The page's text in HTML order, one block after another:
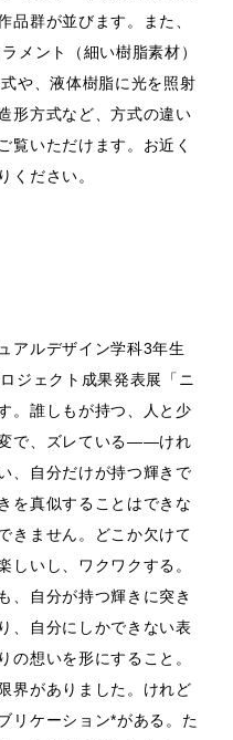
品群が並びます。また、
メント（細い樹脂素材）
や、液体樹脂に光を照射
形方式など、方式の違い
覧いただけます。お近く
ください。
アルデザイン学科3年生
ジェクト成果発表展「ニ
。誰しもが持つ、人と少
で、ズレている——けれ
、自分だけが持つ輝きで
を真似することはできな
きません。どこか欠けて
しいし、ワクワクする。
、自分が持つ輝きに突き
、自分にしかできない表
の想いを形にすること。
界がありました。けれど
リケーション*がある。た